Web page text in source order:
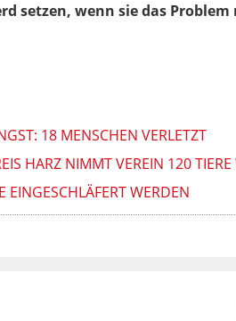
setzen, wenn sie das
18 MENSCHEN VERLETZT
HARZ NIMMT VEREIN 120 TIERE
EINGESCHLÄFERT WERDEN